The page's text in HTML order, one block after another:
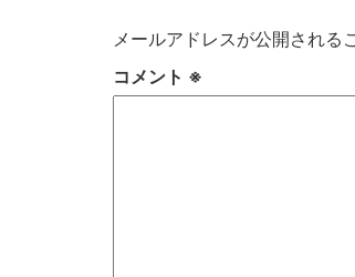
メールアドレスが公開される
コメント ※